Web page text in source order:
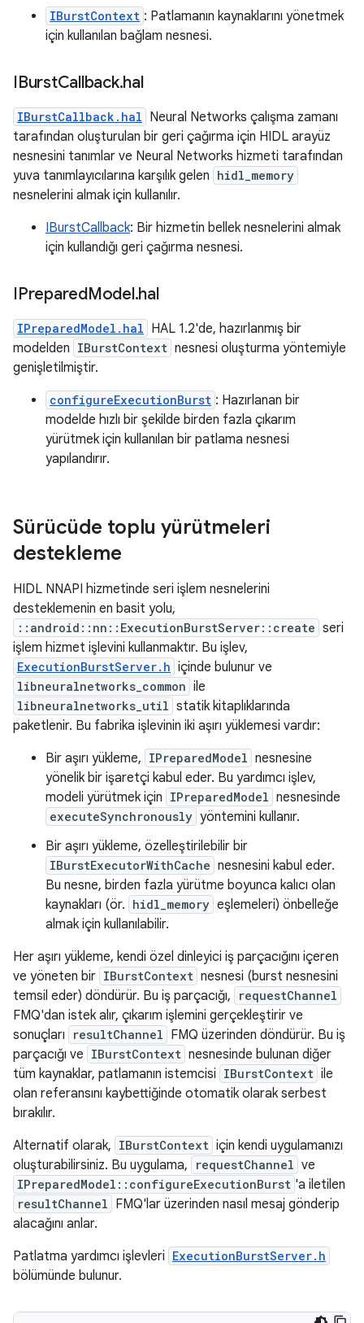
IBurstContext : Patlamanın kaynaklarını yönetmek
için kullanılan bağlam nesnesi.
IBurstCallback.hal
IBurstCallback.hal Neural Networks çalışma zamanı
tarafından oluşturulan bir geri çağırma için HIDL arayüz
nesnesini tanımlar ve Neural Networks hizmeti tarafından
yuva tanımlayıcılarına karşılık gelen hidl_memory
nesnelerini almak için kullanılır.
IBurstCallback: Bir hizmetin bellek nesnelerini almak
için kullandığı geri çağırma nesnesi.
IPreparedModel.hal
IPreparedModel.hal HAL 1.2'de, hazırlanmış bir
modelden IBurstContext nesnesi oluşturma yöntemiyle
genişletilmiştir.
configureExecutionBurst : Hazırlanan bir
modelde hızlı bir şekilde birden fazla çıkarım
yürütmek için kullanılan bir patlama nesnesi
yapılandırır.
Sürücüde toplu yürütmeleri
destekleme
HIDL NNAPI hizmetinde seri işlem nesnelerini
desteklemenin en basit yolu,
::android::nn::ExecutionBurstServer::create seri
işlem hizmet işlevini kullanmaktır. Bu işlev,
ExecutionBurstServer.h içinde bulunur ve
libneuralnetworks_common ile
libneuralnetworks_util statik kitaplıklarında
paketlenir. Bu fabrika işlevinin iki aşırı yüklemesi vardır:
Bir aşırı yükleme, IPreparedModel nesnesine
yönelik bir işaretçi kabul eder. Bu yardımcı işlev,
modeli yürütmek için IPreparedModel nesnesinde
executeSynchronously yöntemini kullanır.
Bir aşırı yükleme, özelleştirilebilir bir
IBurstExecutorWithCache nesnesini kabul eder.
Bu nesne, birden fazla yürütme boyunca kalıcı olan
kaynakları (ör. hidl_memory eşlemeleri) önbelleğe
almak için kullanılabilir.
Her aşırı yükleme, kendi özel dinleyici iş parçacığını içeren
ve yöneten bir IBurstContext nesnesi (burst nesnesini
temsil eder) döndürür. Bu iş parçacığı,
requestChannel
FMQ'dan istek alır, çıkarım işlemini gerçekleştirir ve
sonuçları
resultChannel FMQ üzerinden döndürür. Bu iş
parçacığı ve IBurstContext nesnesinde bulunan diğer
tüm kaynaklar, patlamanın istemcisi IBurstContext ile
olan referansını kaybettiğinde otomatik olarak serbest
bırakılır.
Alternatif olarak, IBurstContext için kendi uygulamanızı
oluşturabilirsiniz. Bu uygulama,
requestChannel ve
IPreparedModel::configureExecutionBurst 'a iletilen
resultChannel FMQ'lar üzerinden nasıl mesaj gönderip
alacağını anlar.
Patlatma yardımcı işlevleri ExecutionBurstServer.h
bölümünde bulunur.